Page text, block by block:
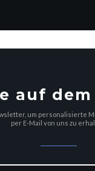
auf
um personalisierte
per E-Mail von uns zu